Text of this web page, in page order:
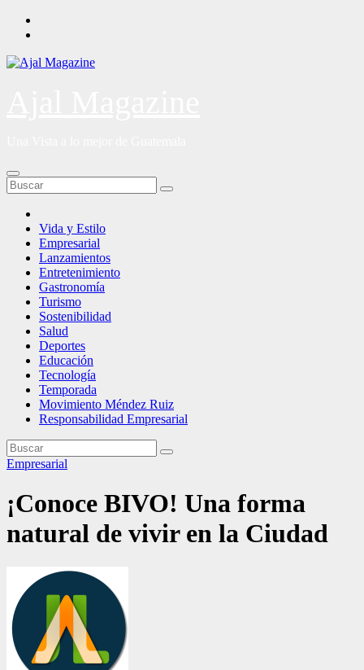
Saltar
Vida y Estilo
Empresarial
Lanzamientos
Entretenimiento
Gastronomía
Turismo
Sostenibilidad
Salud
Deportes
Educación
Tecnología
Temporada
Movimiento Méndez Ruiz
Responsabilidad Empresarial
Empresarial
¡Conoce BIVO! Una forma
natural de vivir en la Ciudad